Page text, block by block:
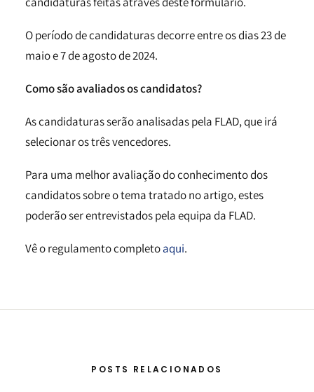
O período de candidaturas decorre entre os dias 23 de
maio e 7 de agosto de 2024.
Como são avaliados os candidatos?
As candidaturas serão analisadas pela FLAD, que irá
selecionar os três vencedores.
Para uma melhor avaliação do conhecimento dos
candidatos sobre o tema tratado no artigo, estes
poderão ser entrevistados pela equipa da FLAD.
Vê o regulamento completoaqui.
POSTS RELACIONADOS